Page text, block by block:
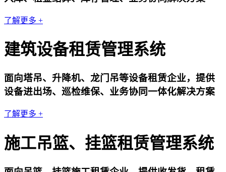
了解更多 +
建筑设备租赁管理系统
面向塔吊、升降机、龙门吊等设备租赁企业，提供
设备进出场、巡检维保、业务协同一体化解决方案
了解更多 +
施工吊篮、挂篮租赁管理系统